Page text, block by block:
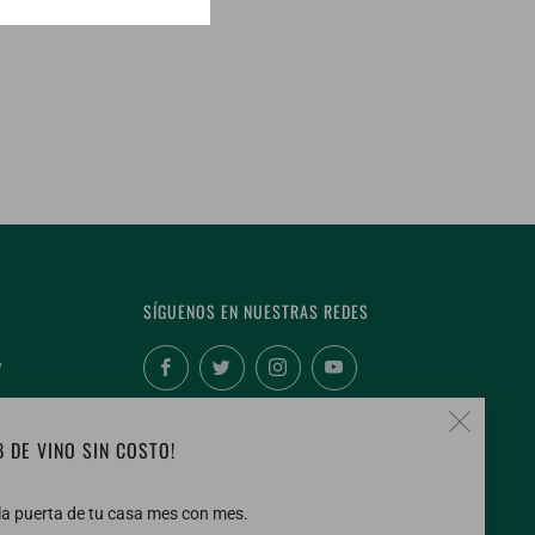
DE VINO SIN COSTO!
puerta de tu casa mes con mes.
SÍGUENOS EN NUESTRAS REDES
FacebookTwitterInstagramYouTube